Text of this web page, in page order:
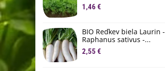
1,46 €
BIO Reďkev biela Laurin -
Raphanus sativus -...
2,55 €